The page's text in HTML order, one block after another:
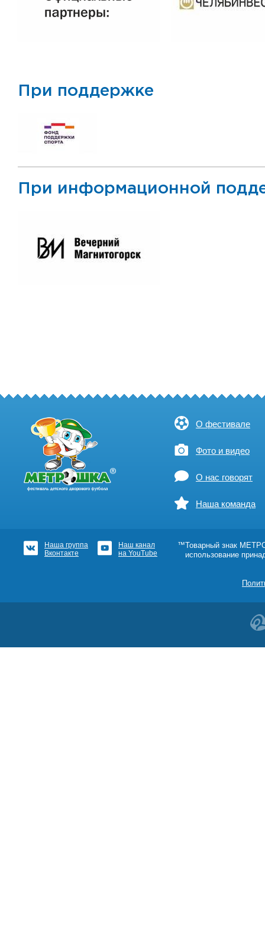
При поддержке
При информационной
О фестивале
Фото и видео
О нас говорят
Наша команда
Наша группа
Вконтакте
Наш канал
на YouTube
™Товарный знак
использование